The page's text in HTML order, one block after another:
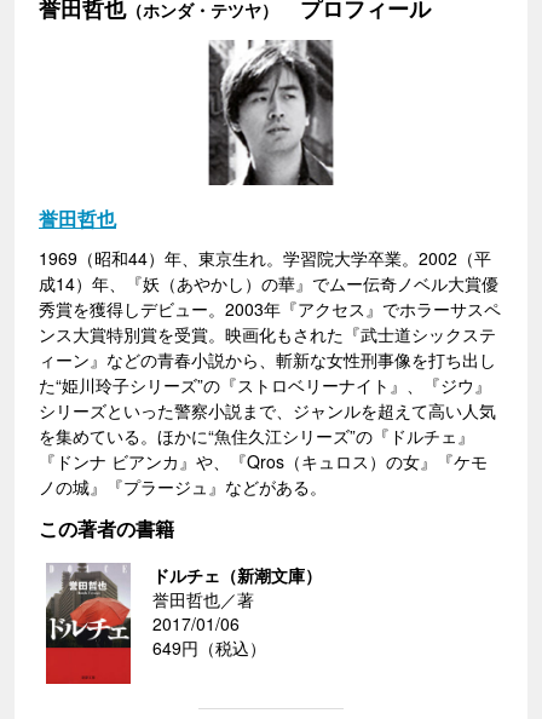
誉田哲也（ホンダ・テツヤ） プロフィール
誉田哲也
1969（昭和44）年、東京生れ。学習院大学卒業。2002（平
成14）年、『妖（あやかし）の華』でムー伝奇ノベル大賞優
秀賞を獲得しデビュー。2003年『アクセス』でホラーサスペ
ンス大賞特別賞を受賞。映画化もされた『武士道シックステ
ィーン』などの青春小説から、斬新な女性刑事像を打ち出し
た“姫川玲子シリーズ”の『ストロベリーナイト』、『ジウ』
シリーズといった警察小説まで、ジャンルを超えて高い人気
を集めている。ほかに“魚住久江シリーズ”の『ドルチェ』
『ドンナ ビアンカ』や、『Qros（キュロス）の女』『ケモ
ノの城』『プラージュ』などがある。
この著者の書籍
ドルチェ（新潮文庫）
誉田哲也／著
2017/01/06
649円（税込）